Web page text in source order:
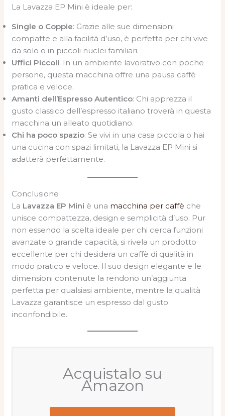
La Lavazza EP Mini è ideale per:
Single o Coppie: Grazie alle sue dimensioni
compatte e alla facilità d’uso, è perfetta per chi vive
da solo o in piccoli nuclei familiari.
Uffici Piccoli: In un ambiente lavorativo con poche
persone, questa macchina offre una pausa caffè
pratica e veloce.
Amanti dell’Espresso Autentico: Chi apprezza il
gusto classico dell’espresso italiano troverà in questa
macchina un alleato quotidiano.
Chi ha poco spazio: Se vivi in una casa piccola o hai
una cucina con spazi limitati, la Lavazza EP Mini si
adatterà perfettamente.
Conclusione
La Lavazza EP Mini è una macchina per caffè che
unisce compattezza, design e semplicità d’uso. Pur
non essendo la scelta ideale per chi cerca funzioni
avanzate o grande capacità, si rivela un prodotto
eccellente per chi desidera un caffè di qualità in
modo pratico e veloce. Il suo design elegante e le
dimensioni contenute la rendono un’aggiunta
perfetta per qualsiasi ambiente, mentre la qualità
Lavazza garantisce un espresso dal gusto
inconfondibile.
Acquistalo su
Amazon